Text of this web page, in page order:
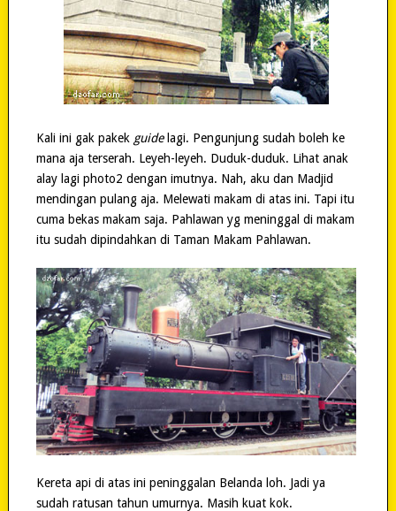
Kali ini gak pakek guidelagi. Pengunjung sudah boleh ke
mana aja terserah. Leyeh-leyeh. Duduk-duduk. Lihat anak
alay lagi photo2 dengan imutnya. Nah, aku dan Madjid
mendingan pulang aja. Melewati makam di atas ini. Tapi itu
cuma bekas makam saja. Pahlawan yg meninggal di makam
itu sudah dipindahkan di Taman Makam Pahlawan.
Kereta api di atas ini peninggalan Belanda loh. Jadi ya
sudah ratusan tahun umurnya. Masih kuat kok.